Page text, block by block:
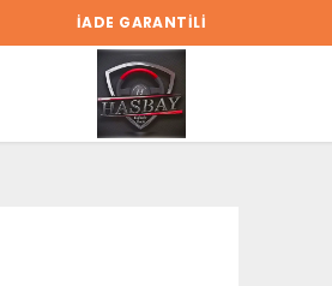
İADE GARANTİLİ